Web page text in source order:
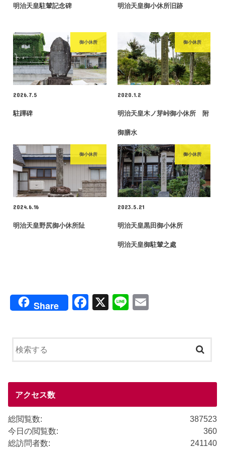
明治天皇駐輦記念碑 明治天皇御小休所旧跡
御小休所
2026.7.5
駐蹕碑
御小休所
2020.1.2
明治天皇木ノ芽峠御小休所 附
御膳水
御小休所
2024.6.16
明治天皇野尻御小休所阯
御小休所
2023.5.21
明治天皇黒田御小休所
明治天皇御駐輦之處
Share
F
o
X
Li
アクセス数
387523
総閲覧数:
360
今日の閲覧数:
241140
総訪問者数: